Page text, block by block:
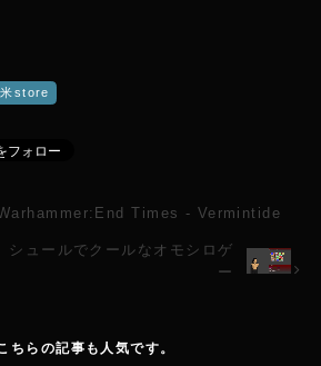
store
Times - Vermintide
ュールでクールなオモシロゲ
ー
ちらの記事も人気です。